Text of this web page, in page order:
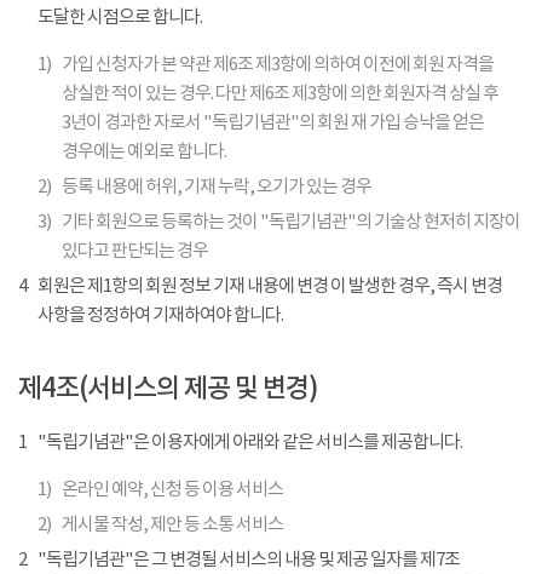
도달한 시점으로 합니다.
1) 가입 신청자가 본 약관 제6조 제3항에 의하여 이전에 회원 자격을
상실한 적이 있는 경우. 다만 제6조 제3항에 의한 회원자격 상실 후
3년이 경과한 자로서 "독립기념관"의 회원 재 가입 승낙을 얻은
경우에는 예외로 합니다.
2) 등록 내용에 허위, 기재 누락, 오기가 있는 경우
3) 기타 회원으로 등록하는 것이 "독립기념관"의 기술상 현저히 지장이
있다고 판단되는 경우
4
회원은 제1항의 회원 정보 기재 내용에 변경 이 발생한 경우, 즉시 변경
사항을 정정하여 기재하여야 합니다.
제4조(서비스의 제공 및 변경)
1 "독립기념관"은 이용자에게 아래와 같은 서비스를 제공합니다.
1) 온라인 예약, 신청 등 이용 서비스
2) 게시물 작성, 제안 등 소통 서비스
2 "독립기념관"은 그 변경될 서비스의 내용 및 제공 일자를 제7조